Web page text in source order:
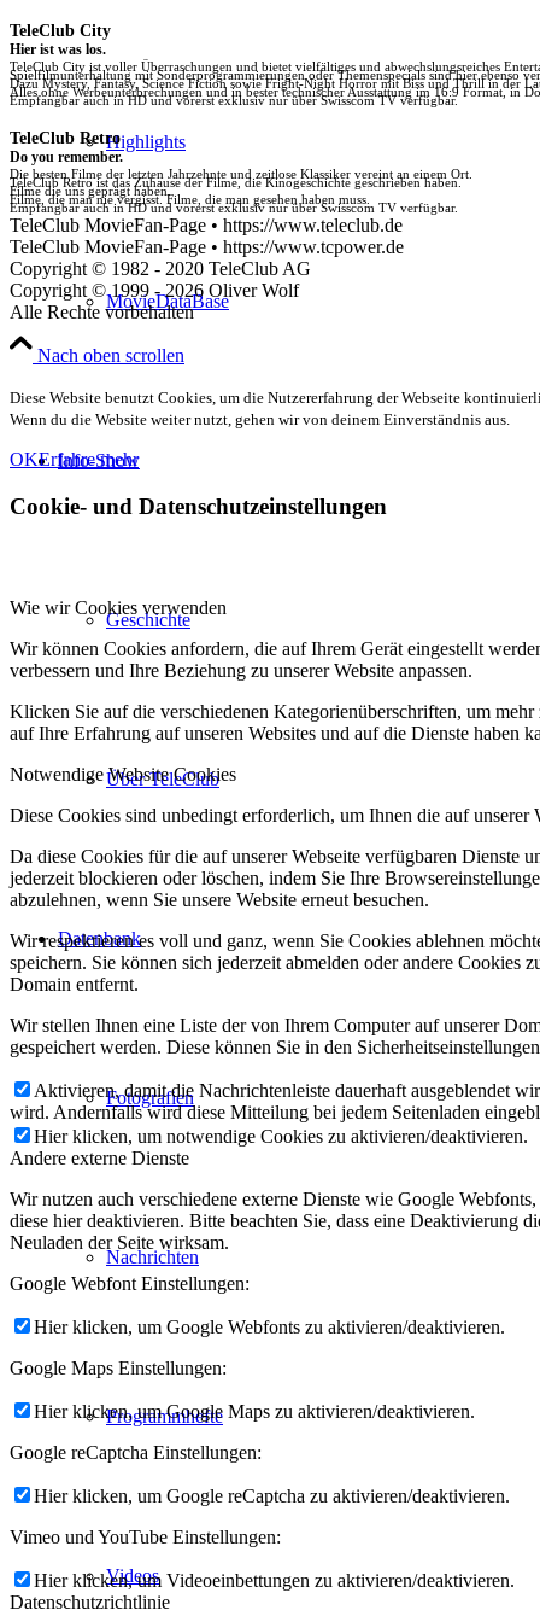
Highlights
MovieDataBase
Info-Show
Geschichte
Über TeleClub
Datenbank
Fotografien
Nachrichten
Programmhefte
Videos
TeleClub City
Hier ist was los.
TeleClub City ist voller Überraschungen und bietet vielfältiges und abwechslungsreiches
Spielfilmunterhaltung mit Sonderprogrammierungen oder Themenspecials sind hier ebenso
Dazu Mystery, Fantasy, Science Fiction sowie Fright-Night Horror mit Biss und Thrill in der
Alles ohne Werbeunterbrechungen und in bester technischer Ausstattung im 16:9 Format, in
Empfangbar auch in HD und vorerst exklusiv nur über Swisscom TV verfügbar.
TeleClub Retro
Do you remember.
Die besten Filme der letzten Jahrzehnte und zeitlose Klassiker vereint an einem Ort.
TeleClub Retro ist das Zuhause der Filme, die Kinogeschichte geschrieben haben.
Filme die uns geprägt haben.
Filme, die man nie vergisst. Filme, die man gesehen haben muss.
Empfangbar auch in HD und vorerst exklusiv nur über Swisscom TV verfügbar.
TeleClub MovieFan-Page • https://www.teleclub.de
TeleClub MovieFan-Page • https://www.tcpower.de
Copyright © 1982 - 2020 TeleClub AG
Copyright © 1999 - 2026 Oliver Wolf
Alle Rechte vorbehalten
Nach oben scrollen
Diese Website benutzt Cookies, um die Nutzererfahrung der Webseite
Wenn du die Website weiter nutzt, gehen wir von deinem Einverständnis aus.
OKErfahre mehr
Cookie- und Datenschutzeinstellungen
Wie wir Cookies verwenden
Wir können Cookies anfordern, die auf Ihrem Gerät eingestellt
verbessern und Ihre Beziehung zu unserer Website anpassen.
Klicken Sie auf die verschiedenen Kategorienüberschriften, um
auf Ihre Erfahrung auf unseren Websites und auf die Dienste haben
Notwendige Website Cookies
Diese Cookies sind unbedingt erforderlich, um Ihnen die auf
Da diese Cookies für die auf unserer Webseite verfügbaren
jederzeit blockieren oder löschen, indem Sie Ihre
abzulehnen, wenn Sie unsere Website erneut besuchen.
Wir respektieren es voll und ganz, wenn Sie Cookies ablehnen
speichern. Sie können sich jederzeit abmelden oder andere Cookies
Domain entfernt.
Wir stellen Ihnen eine Liste der von Ihrem Computer auf unserer
gespeichert werden. Diese können Sie in den
Aktivieren, damit die Nachrichtenleiste dauerhaft ausgeblendet
wird. Andernfalls wird diese Mitteilung bei jedem Seitenladen
Hier klicken, um notwendige Cookies zu aktivieren/deaktivieren.
Andere externe Dienste
Wir nutzen auch verschiedene externe Dienste wie Google
diese hier deaktivieren. Bitte beachten Sie, dass eine Deaktivierung
Neuladen der Seite wirksam.
Google Webfont Einstellungen:
Hier klicken, um Google Webfonts zu aktivieren/deaktivieren.
Google Maps Einstellungen:
Hier klicken, um Google Maps zu aktivieren/deaktivieren.
Google reCaptcha Einstellungen:
Hier klicken, um Google reCaptcha zu aktivieren/deaktivieren.
Vimeo und YouTube Einstellungen:
Hier klicken, um Videoeinbettungen zu aktivieren/deaktivieren.
Datenschutzrichtlinie